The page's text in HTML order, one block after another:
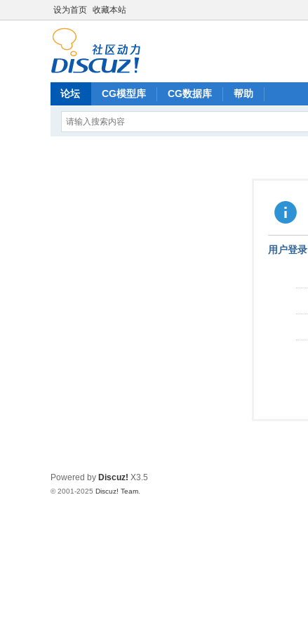
设为首页 收藏本站
论坛 CG模型库 CG数据库 帮助
用户登录
Powered by Discuz! X3.5
© 2001-2025 Discuz! Team